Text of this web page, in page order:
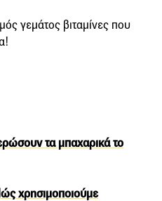
γεμάτος βιταμίνες που
τα μπαχαρικά το
χρησιμοποιούμε